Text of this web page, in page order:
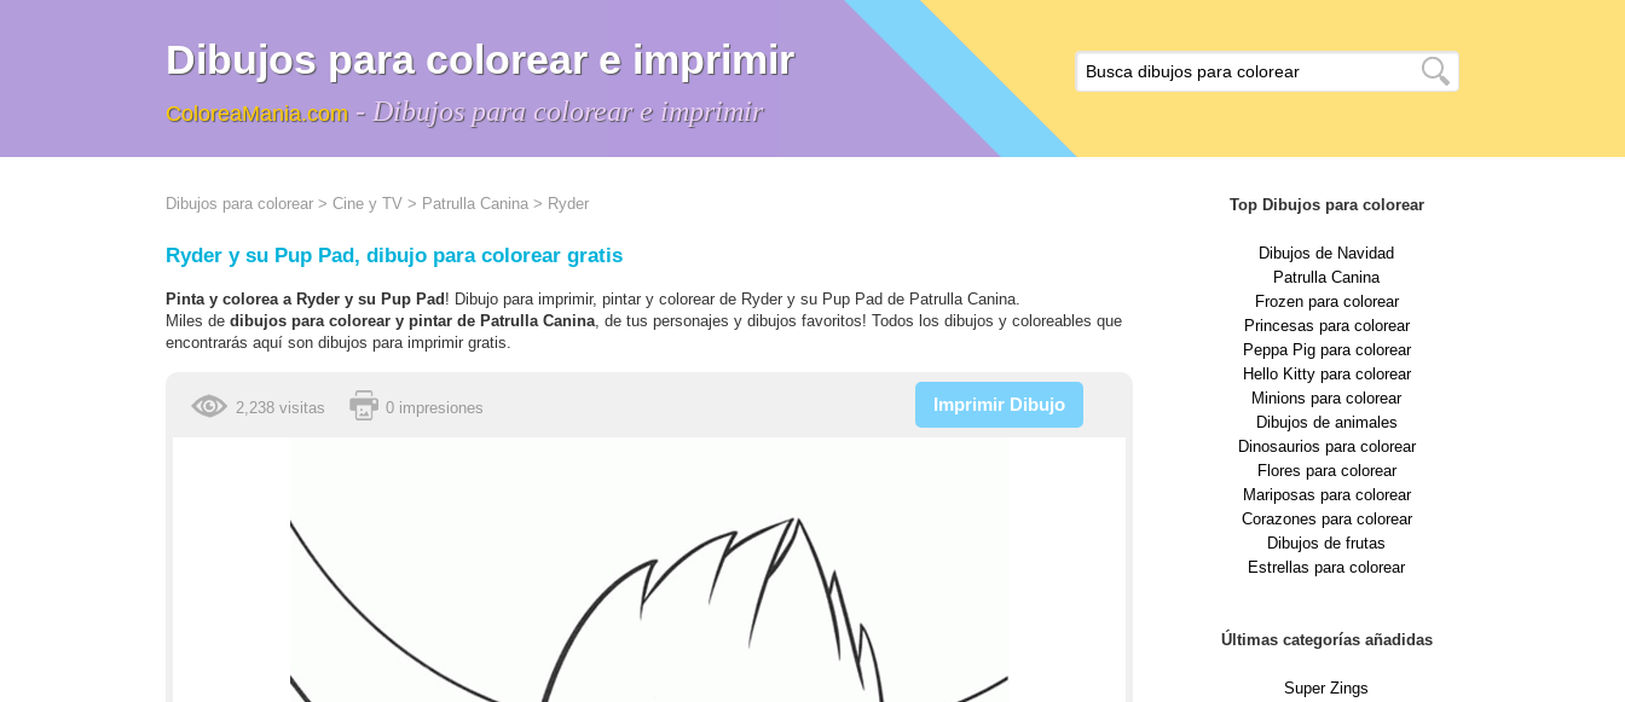
Dibujos para colorear e imprimir
ColoreaMania.com - Dibujos para colorear e imprimir
Dibujos para colorear > Cine y TV > Patrulla Canina > Ryder
Ryder y su Pup Pad, dibujo para colorear gratis
Pinta y colorea a Ryder y su Pup Pad ! Dibujo para imprimir, pintar y colorear de Ryder y su Pup Pad de Patrulla Canina.
Miles de dibujos para colorear y pintar de Patrulla Canina, de tus personajes y dibujos favoritos! Todos los dibujos y coloreables que
encontrarás aquí son dibujos para imprimir gratis.
2,238 visitas 0 impresiones Imprimir Dibujo
Top Dibujos para colorear
Dibujos de Navidad
Patrulla Canina
Frozen para colorear
Princesas para colorear
Peppa Pig para colorear
Hello Kitty para colorear
Minions para colorear
Dibujos de animales
Dinosaurios para colorear
Flores para colorear
Mariposas para colorear
Corazones para colorear
Dibujos de frutas
Estrellas para colorear
Últimas categorías añadidas
Super Zings